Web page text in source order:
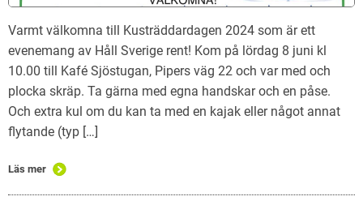
Varmt välkomna till Kusträddardagen 2024 som är ett
evenemang av Håll Sverige rent! Kom på lördag 8 juni kl
10.00 till Kafé Sjöstugan, Pipers väg 22 och var med och
plocka skräp. Ta gärna med egna handskar och en påse.
Och extra kul om du kan ta med en kajak eller något annat
flytande (typ […]
Läs mer